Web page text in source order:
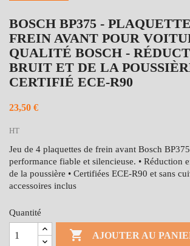
BOSCH BP375 -
FREIN AVANT POUR
QUALITÉ BOSCH -
BRUIT ET DE LA
CERTIFIÉ ECE-R90
23,50 €
HT
Jeu de 4 plaquettes de frein avant Bosch
performance fiable et silencieuse. • Réduction
de la poussière • Certifiées ECE-R90 et sans
accessoires inclus
Quantité
 AJOUTER AU